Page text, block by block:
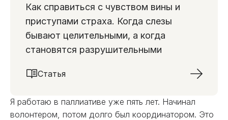
Как справиться с чувством вины и
приступами страха. Когда слезы
бывают целительными, а когда
становятся разрушительными
Статья
Я работаю в паллиативе уже пять лет. Начинал
волонтером, потом долго был координатором. Это